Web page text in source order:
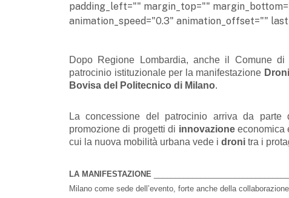
padding_left="" margin_top=""
animation_speed="0.3" animation_offset=""
Dopo Regione Lombardia, anche il Comune
patrocinio istituzionale per la manifestazione
Bovisa del Politecnico di Milano.
La concessione del patrocinio arriva da
promozione di progetti di innovazioneeconomica
cui la nuova mobilità urbana vede i droni tra i
LA MANIFESTAZIONE
Milano come sede dell’evento, forte anche della